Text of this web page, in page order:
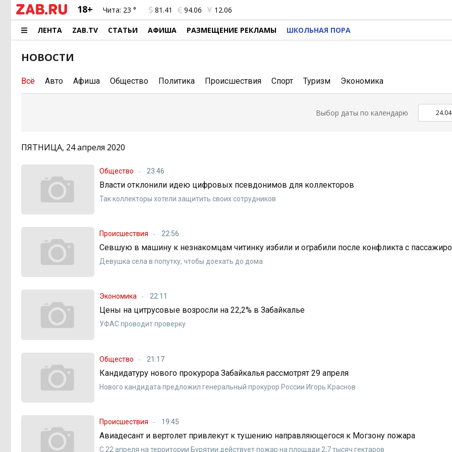
18+ Чита: 23 ° 81.41 94.06 12.06
ЛЕНТА ZAB.TV СТАТЬИ АФИША РАЗМЕЩЕНИЕ РЕКЛАМЫ ШКОЛЬНАЯ ПОРА
НОВОСТИ
Всё Авто Афиша Общество Политика Происшествия Спорт Туризм Экономика
Выбор даты по календарю
ПЯТНИЦА, 24 апреля 2020
Общество 23:46
Власти отклонили идею цифровых псевдонимов для коллекторов
Так коллекторы хотели защитить своих сотрудников
Происшествия 22:56
Севшую в машину к незнакомцам читинку избили и ограбили после конфликта с
Девушка села в попутку, чтобы доехать до дома
Экономика 22:11
Цены на цитрусовые возросли на 22,2% в Забайкалье
УФАС проводит проверку
Общество 21:17
Кандидатуру нового прокурора Забайкалья рассмотрят 29 апреля
Нового кандидата предложил генеральный прокурор России Игорь Краснов
Происшествия 19:45
Авиадесант и вертолет привлекут к тушению направляющегося к Могзону пожара
С 22 апреля на территории Бурятии действует пожар на площади 2,7 тысяч гектаров